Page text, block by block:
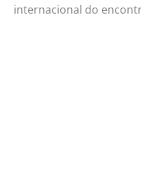
internacional do